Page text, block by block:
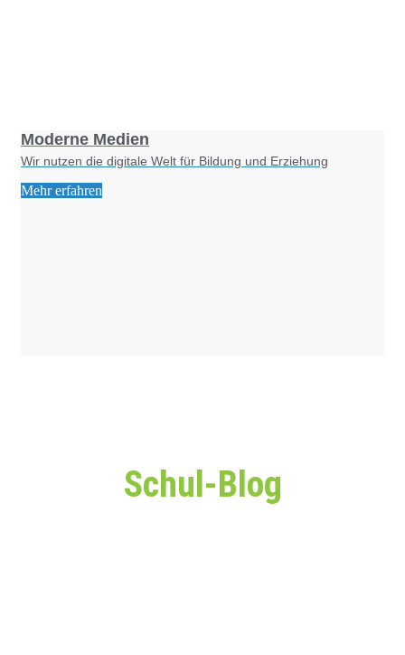
Moderne Medien
Wir nutzen die digitale Welt für Bildung und Erziehung
Mehr erfahren
Schul-Blog